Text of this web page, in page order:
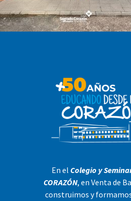
En el Colegio y
CORAZÓN, en Venta de
construimos y